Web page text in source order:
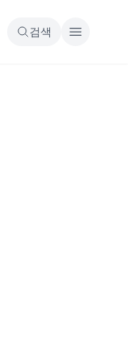
검색